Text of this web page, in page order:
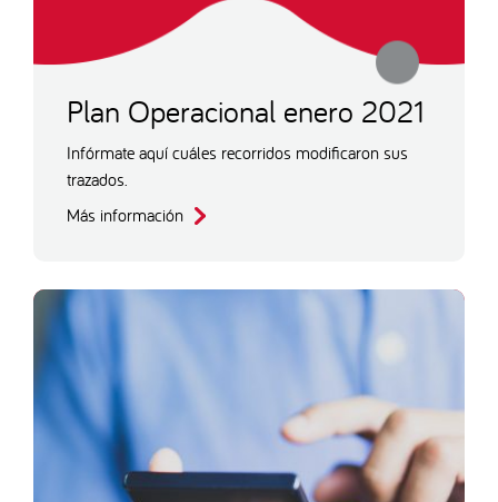
Plan Operacional enero 2021
Infórmate aquí cuáles recorridos modificaron sus
trazados.
Más información